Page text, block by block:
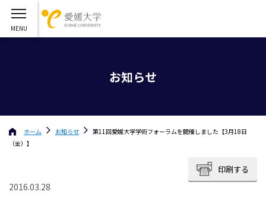
お知らせ
ホーム お知らせ
第11回愛媛大学学術フォーラムを開催しました【3月18日
（金）】
印刷する
2016.03.28